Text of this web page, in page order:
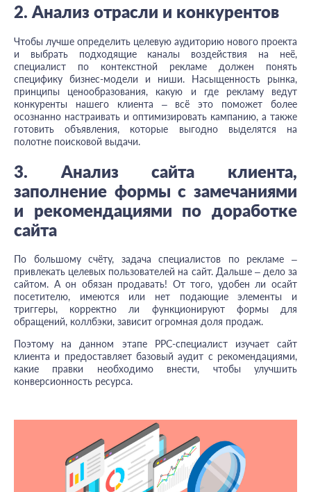
2. Анализ отрасли и конкурентов
Чтобы лучше определить целевую аудиторию нового проекта
и выбрать подходящие каналы воздействия на неё,
специалист по контекстной рекламе должен понять
специфику бизнес-модели и ниши. Насыщенность рынка,
принципы ценообразования, какую и где рекламу ведут
конкуренты нашего клиента – всё это поможет более
осознанно настраивать и оптимизировать кампанию, а также
готовить объявления, которые выгодно выделятся на
полотне поисковой выдачи.
3. Анализ сайта клиента,
заполнение формы с замечаниями
и рекомендациями по доработке
сайта
По большому счёту, задача специалистов по рекламе –
привлекать целевых пользователей на сайт. Дальше – дело за
сайтом. А он обязан продавать! От того, удобен ли осайт
посетителю, имеются или нет подающие элементы и
триггеры, корректно ли функционируют формы для
обращений, коллбэки, зависит огромная доля продаж.
Поэтому на данном этапе PPC-специалист изучает сайт
клиента и предоставляет базовый аудит с рекомендациями,
какие правки необходимо внести, чтобы улучшить
конверсионность ресурса.